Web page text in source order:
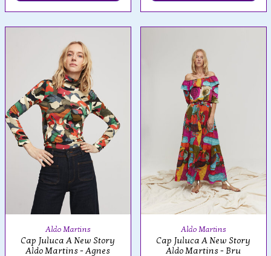
Aldo Martins
Cap Juluca A New Story
Aldo Martins - Agnes
Aldo Martins
Cap Juluca A New Story
Aldo Martins - Bru